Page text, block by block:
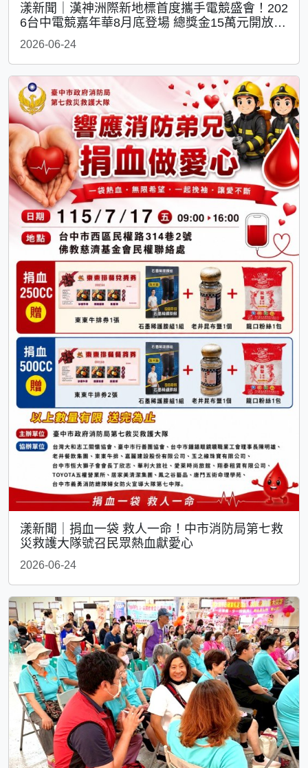
漾新聞｜漢神洲際新地標首度攜手電競盛會！202
6台中電競嘉年華8月底登場 總獎金15萬元開放報
名
2026-06-24
漾新聞｜捐血一袋 救人一命！中市消防局第七救
災救護大隊號召民眾熱血獻愛心
2026-06-24